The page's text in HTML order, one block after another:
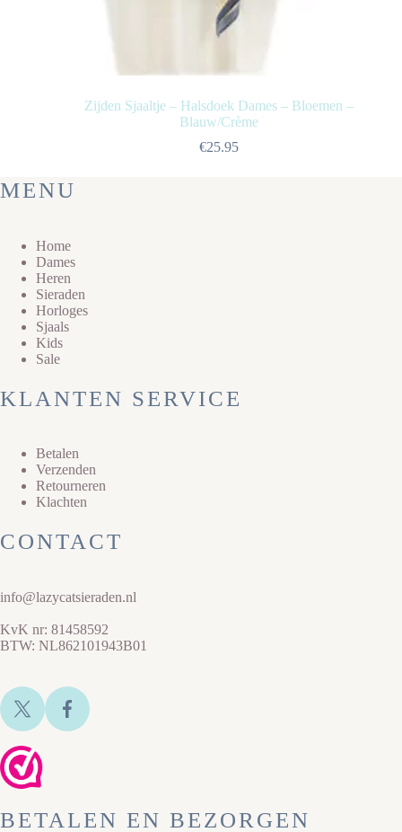
Zijden Sjaaltje – Halsdoek Dames – Bloemen –
Blauw/Crème
€25.95
MENU
Home
Dames
Heren
Sieraden
Horloges
Sjaals
Kids
Sale
KLANTEN SERVICE
Betalen
Verzenden
Retourneren
Klachten
CONTACT
info@lazycatsieraden.nl
KvK nr: 81458592
BTW: NL862101943B01
BETALEN EN BEZORGEN